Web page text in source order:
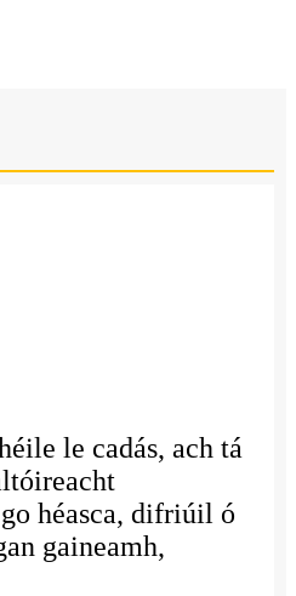
le cadás, ach tá
héasca, difriúil ó
gaineamh,